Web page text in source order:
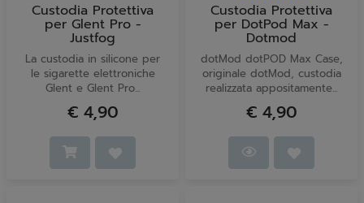
Custodia Protettiva
per Glent Pro -
Justfog
La custodia in silicone per
le sigarette elettroniche
Glent e Glent Pro...
€ 4,90
Custodia Protettiva
per DotPod Max -
Dotmod
dotMod dotPOD Max Case,
originale dotMod, custodia
realizzata appositamente...
€ 4,90